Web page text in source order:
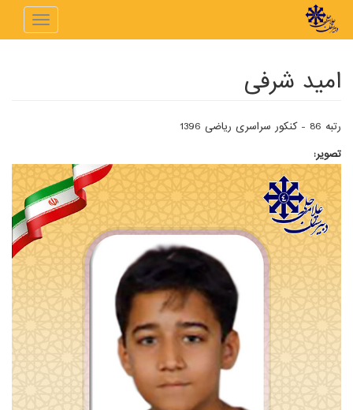
رفتن به محتوای اصلی
Toggle
امید شرفی
رتبه 86 - کنکور سراسری ریاضی 1396
تصویر: